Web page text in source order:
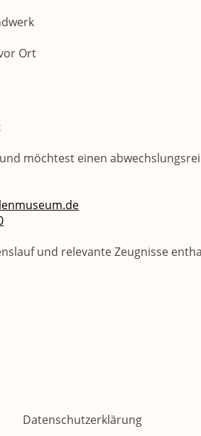
Ort
möchtest einen
und relevante Zeugnisse
Datenschutzerklärung